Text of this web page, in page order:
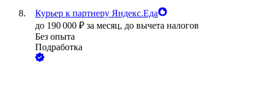
Курьер к партнеру Яндекс.Еда
до 190 000 ₽ за месяц, до вычета налогов
Без опыта
Подработка